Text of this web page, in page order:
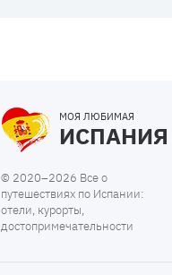
МОЯ ЛЮБИМАЯ
ИСПАНИЯ
© 2020–2026 Все о
путешествиях по Испании:
отели, курорты,
достопримечательности